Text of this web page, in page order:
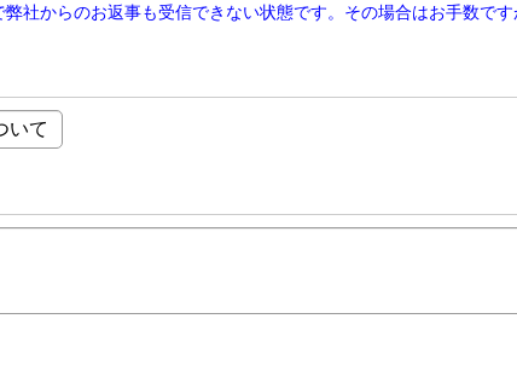
社からのお返事も受信できない状態です。その場合はお手数です